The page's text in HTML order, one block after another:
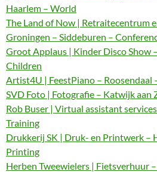
Haarlem – World
The Land of Now | Retraitecentrum
Groningen – Siddeburen –
Groot Applaus | Kinder Disco Show
Children
Artist4U | FeestPiano – Roosendaal
SVD Foto | Fotografie – Katwijk aan
Rob Buser | Virtual assistant
Training
Drukkerij SK | Druk- en Printwerk –
Printing
Herben Tweewielers | Fietsverhuur